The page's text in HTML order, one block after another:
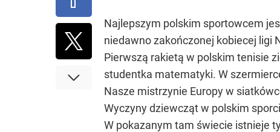
Najlepszym polskim sportowcem
niedawno zakończonej kobiecej ligi
Pierwszą rakietą w polskim tenisie
studentka matematyki. W
Nasze mistrzynie Europy w
Wyczyny dziewcząt w polskim
W pokazanym tam świecie istnieje